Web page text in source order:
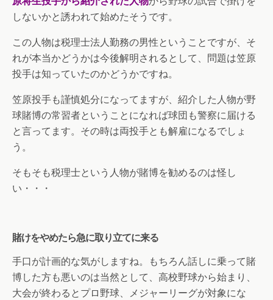
しないかと誘われて始めたそうです。
この人物は税理士法人勤務の男性ということですが、そ
れが本当かどうかは今後解明されるとして、問題は笠原
投手は知っていたのかどうかですね。
笠原投手も謹慎処分になってますが、紹介した人物が野
球賭博の常習者ということになれば球団も警察に届ける
と言ってます。その時は両投手とも解雇になるでしょ
う。
そもそも税理士という人物が賭博を勧めるのは怪し
い・・・
賭けをやめたら急に取り立てに来る
手口が計画的な気がしますね。もちろん話しに乗って賭
博した方も悪いのは当然として、高校野球から始まり、
大会が終わるとプロ野球、メジャーリーグが対象にな